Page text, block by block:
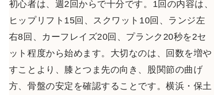
初心者は、週2回からで十分です。1回の内容は、
ヒップリフト15回、スクワット10回、ランジ左
右8回、カーフレイズ20回、プランク20秒を2セ
ット程度から始めます。大切なのは、回数を増や
すことより、膝とつま先の向き、股関節の曲げ
方、骨盤の安定を確認することです。横浜・保土